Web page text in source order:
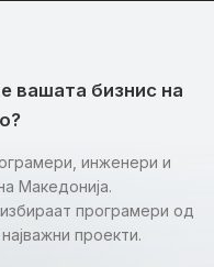
вашата бизнис на
инженери и
Македонија.
програмери од
проекти.